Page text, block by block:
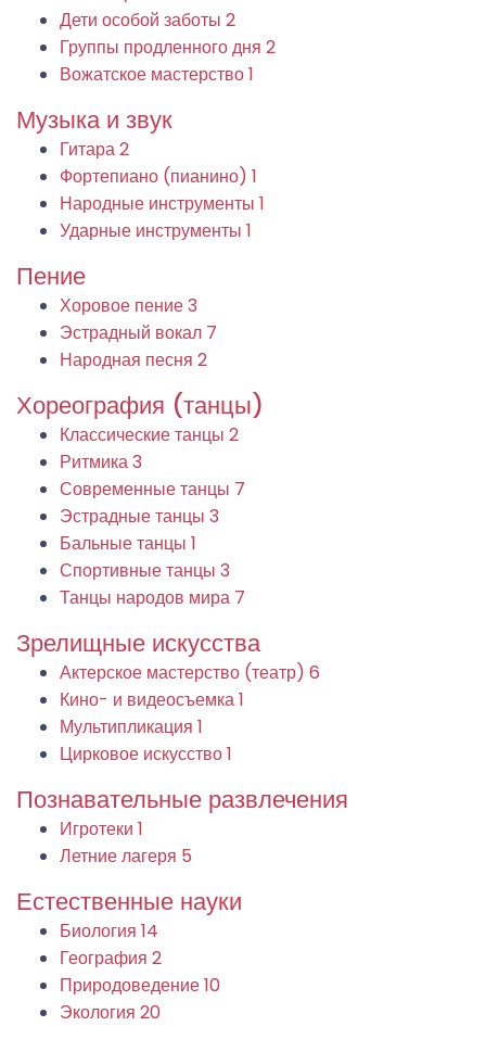
Дети особой заботы 2
Группы продленного дня 2
Вожатское мастерство1
Музыка и звук
Гитара2
Фортепиано (пианино) 1
Народные инструменты 1
Ударные инструменты 1
Пение
Хоровое пение3
Эстрадный вокал 7
Народная песня 2
Хореография (танцы)
Классические танцы 2
Ритмика3
Современные танцы 7
Эстрадные танцы 3
Бальные танцы 1
Спортивные танцы 3
Танцы народов мира 7
Зрелищные искусства
Актерское мастерство (театр) 6
Кино- и видеосъемка1
Мультипликация 1
Цирковое искусство1
Познавательные развлечения
Игротеки 1
Летние лагеря 5
Естественные науки
Биология 14
География 2
Природоведение10
Экология 20